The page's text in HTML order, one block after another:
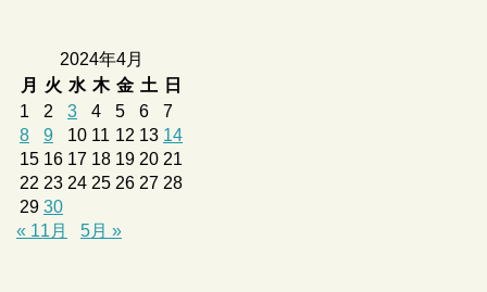
2024年4月
月
火 水 木 金 土
日
1
2 3 4 5 6
7
8
9 10 11 12 13 14
15 16 17 18 19 20 21
22 23 24 25 26 27 28
29 30
« 11月
5月 »